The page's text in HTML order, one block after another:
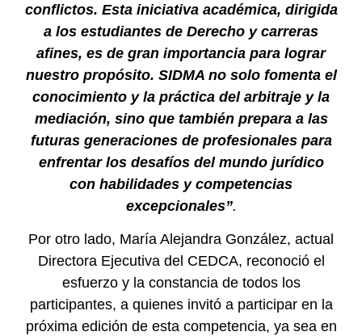
conflictos. Esta iniciativa académica, dirigida
a los estudiantes de Derecho y carreras
afines, es de gran importancia para lograr
nuestro propósito. SIDMA no solo fomenta el
conocimiento y la práctica del arbitraje y la
mediación, sino que también prepara a las
futuras generaciones de profesionales para
enfrentar los desafíos del mundo jurídico
con habilidades y competencias
excepcionales”.
Por otro lado, María Alejandra González, actual
Directora Ejecutiva del CEDCA, reconoció el
esfuerzo y la constancia de todos los
participantes, a quienes invitó a participar en la
próxima edición de esta competencia, ya sea en